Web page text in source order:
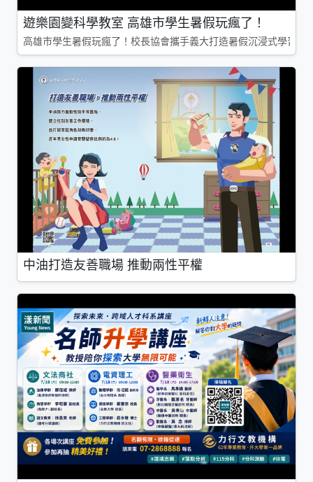
遊樂園變科學教室 高雄市學生暑假玩瘋了！
高雄市學生暑假玩瘋了！校長協會攜手義大打造暑假沉浸式學習基
中油打造友善職場 推動兩性平權